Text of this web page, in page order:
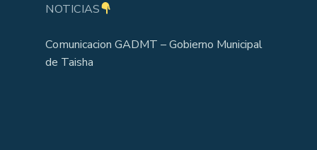
NOTICIAS
Comunicacion GADMT – Gobierno Municipal
de Taisha